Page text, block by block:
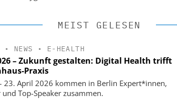
MEIST GELESEN
• NEWS • E-HEALTH
– Zukunft gestalten: Digital Health trifft
Praxis
23. April 2026 kommen in Berlin Expert*innen,
und Top-Speaker zusammen.